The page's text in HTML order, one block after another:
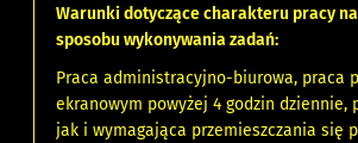
Warunki dotyczące charakteru pracy
sposobu wykonywania zadań:
Praca administracyjno-biurowa, praca
ekranowym powyżej 4 godzin dziennie,
jak i wymagająca przemieszczania się